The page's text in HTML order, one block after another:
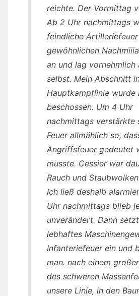
reichte. Der Vormittag
Ab 2 Uhr nachmittags
feindliche
gewöhnlichen
an und lag vornehmlich
selbst. Mein Abschnitt
Hauptkampflinie wurde
beschossen. Um 4 Uhr
nachmittags verstärkte
Feuer allmählich so,
Angriffsfeuer gedeutet
musste. Cessier war
Rauch und
Ich ließ deshalb
Uhr nachmittags blieb
unverändert. Dann
lebhaftes
Infanteriefeuer ein und
man. nach einem
des schweren
unsere Linie, in den